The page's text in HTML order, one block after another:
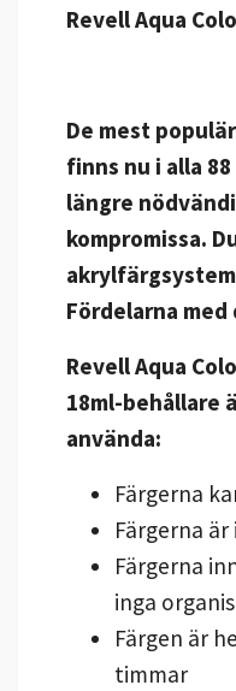
Revell Aqua
De mest
finns nu i alla
längre
kompromissa.
Fördelarna
Revell Aqua
18ml-behållare
använda:
Färgerna
Färgerna
Färgerna
inga
Färgen är
timmar